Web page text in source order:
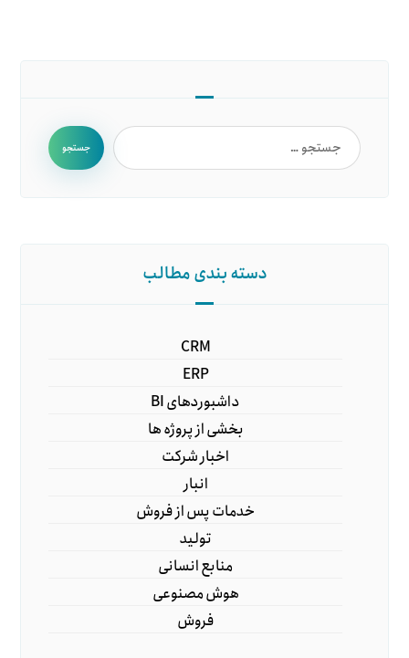
جستجو
دسته بندی مطالب
CRM
ERP
داشبوردهای BI
بخشی از پروژه ها
اخبار شرکت
انبار
خدمات پس از فروش
تولید
منابع انسانی
هوش مصنوعی
فروش